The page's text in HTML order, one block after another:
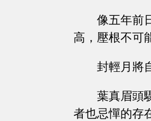
像五年前
高，壓根不可
封輕月將
葉真眉頭
者也忌憚的存